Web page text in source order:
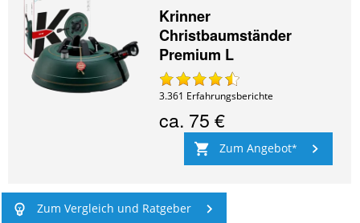
Krinner
Christbaumständer
Premium L
3.361 Erfahrungsberichte
ca. 75 €
Zum Angebot
Zum Vergleich und Ratgeber